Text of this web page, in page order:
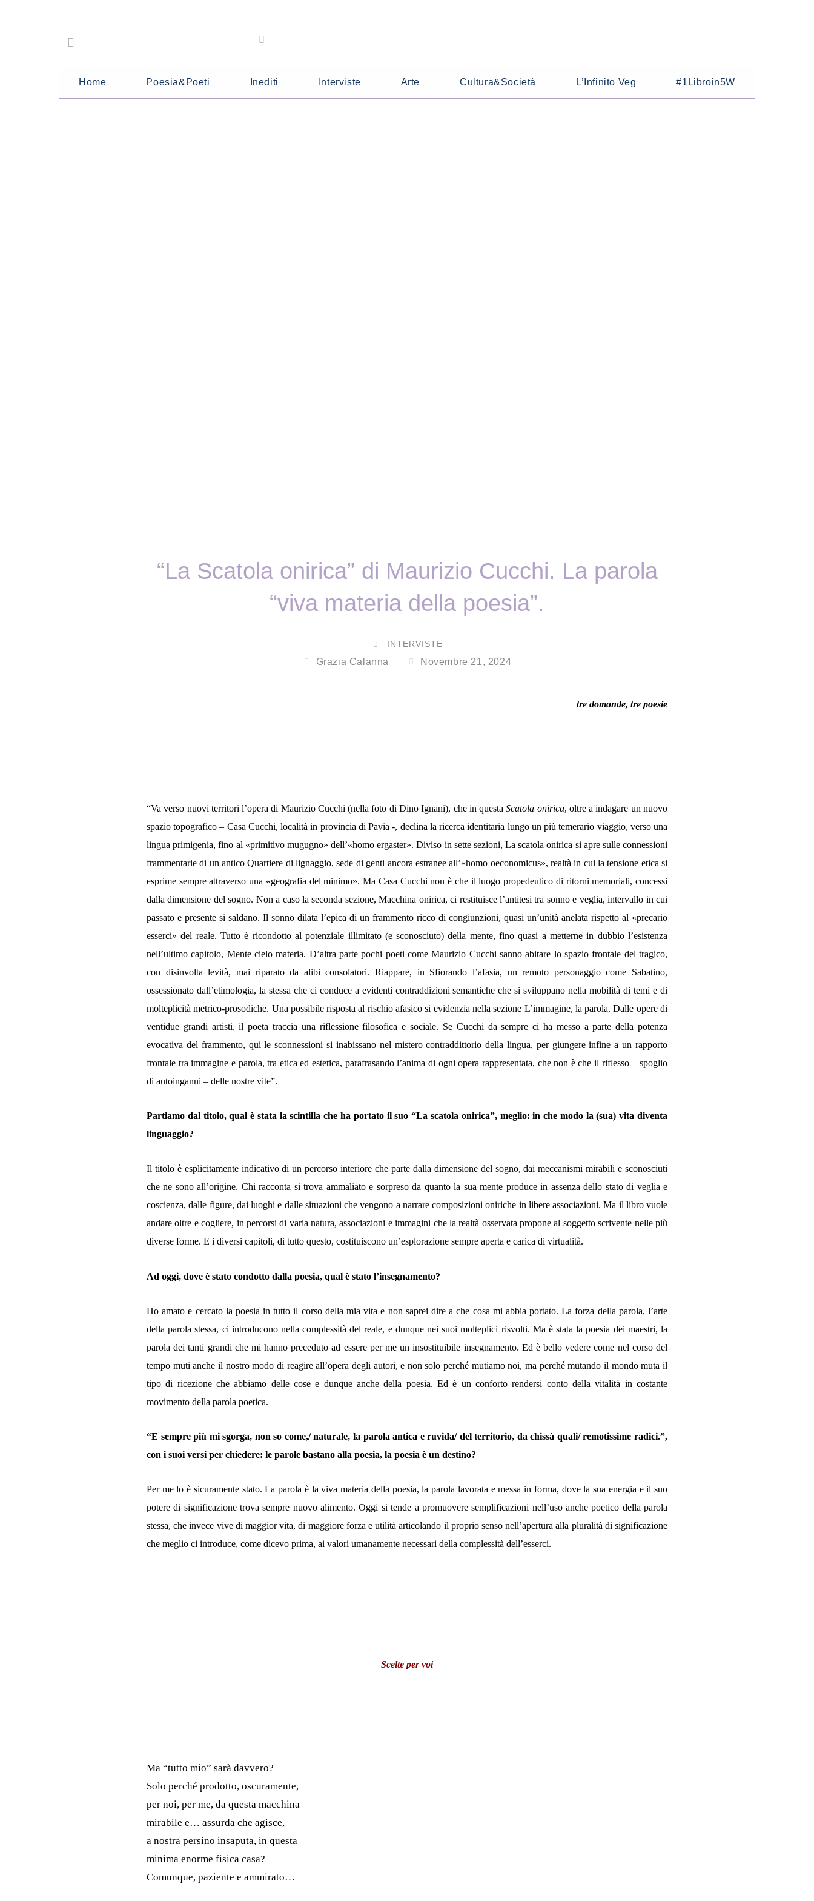
Home Poesia&Poeti Inediti Interviste Arte Cultura&Società L’Infinito Veg #1Libroin5W
“La Scatola onirica” di Maurizio Cucchi. La parola
“viva materia della poesia”.
INTERVISTE
Grazia Calanna Novembre 21, 2024
tre domande, tre poesie
“Va verso nuovi territori l’opera di Maurizio Cucchi (nella foto di Dino Ignani), che in questaScatola onirica, oltre a indagare un nuovo
spazio topografico – Casa Cucchi, località in provincia di Pavia -, declina la ricerca identitaria lungo un più temerario viaggio, verso una
lingua primigenia, fino al «primitivo mugugno» dell’«homo ergaster». Diviso in sette sezioni, La scatola onirica si apre sulle connessioni
frammentarie di un antico Quartiere di lignaggio, sede di genti ancora estranee all’«homo oeconomicus», realtà in cui la tensione etica si
esprime sempre attraverso una «geografia del minimo». Ma Casa Cucchi non è che il luogo propedeutico di ritorni memoriali, concessi
dalla dimensione del sogno. Non a caso la seconda sezione, Macchina onirica, ci restituisce l’antitesi tra sonno e veglia, intervallo in cui
passato e presente si saldano. Il sonno dilata l’epica di un frammento ricco di congiunzioni, quasi un’unità anelata rispetto al «precario
esserci» del reale. Tutto è ricondotto al potenziale illimitato (e sconosciuto) della mente, fino quasi a metterne in dubbio l’esistenza
nell’ultimo capitolo, Mente cielo materia. D’altra parte pochi poeti come Maurizio Cucchi sanno abitare lo spazio frontale del tragico,
con disinvolta levità, mai riparato da alibi consolatori. Riappare, in Sfiorando l’afasia, un remoto personaggio come Sabatino,
ossessionato dall’etimologia, la stessa che ci conduce a evidenti contraddizioni semantiche che si sviluppano nella mobilità di temi e di
molteplicità metrico-prosodiche. Una possibile risposta al rischio afasico si evidenzia nella sezione L’immagine, la parola. Dalle opere di
ventidue grandi artisti, il poeta traccia una riflessione filosofica e sociale. Se Cucchi da sempre ci ha messo a parte della potenza
evocativa del frammento, qui le sconnessioni si inabissano nel mistero contraddittorio della lingua, per giungere infine a un rapporto
frontale tra immagine e parola, tra etica ed estetica, parafrasando l’anima di ogni opera rappresentata, che non è che il riflesso – spoglio
di autoinganni – delle nostre vite”.
Partiamo dal titolo, qual è stata la scintilla che ha portato il suo“La scatola onirica”, meglio: in che modo la (sua) vita diventa
linguaggio?
Il titolo è esplicitamente indicativo di un percorso interiore che parte dalla dimensione del sogno, dai meccanismi mirabili e sconosciuti
che ne sono all’origine. Chi racconta si trova ammaliato e sorpreso da quanto la sua mente produce in assenza dello stato di veglia e
coscienza, dalle figure, dai luoghi e dalle situazioni che vengono a narrare composizioni oniriche in libere associazioni. Ma il libro vuole
andare oltre e cogliere, in percorsi di varia natura, associazioni e immagini che la realtà osservata propone al soggetto scrivente nelle più
diverse forme. E i diversi capitoli, di tutto questo, costituiscono un’esplorazione sempre aperta e carica di virtualità.
Ad oggi, dove è stato condotto dalla poesia, qual è stato l’insegnamento?
Ho amato e cercato la poesia in tutto il corso della mia vita e non saprei dire a che cosa mi abbia portato. La forza della parola, l’arte
della parola stessa, ci introducono nella complessità del reale, e dunque nei suoi molteplici risvolti. Ma è stata la poesia dei maestri, la
parola dei tanti grandi che mi hanno preceduto ad essere per me un insostituibile insegnamento. Ed è bello vedere come nel corso del
tempo muti anche il nostro modo di reagire all’opera degli autori, e non solo perché mutiamo noi, ma perché mutando il mondo muta il
tipo di ricezione che abbiamo delle cose e dunque anche della poesia. Ed è un conforto rendersi conto della vitalità in costante
movimento della parola poetica.
“E sempre più mi sgorga, non so come,/ naturale, la parola antica e ruvida/ del territorio, da chissà quali/ remotissime radici.”,
con i suoi versi per chiedere: le parole bastano alla poesia, la poesia è un destino?
Per me lo è sicuramente stato. La parola è la viva materia della poesia, la parola lavorata e messa in forma, dove la sua energia e il suo
potere di significazione trova sempre nuovo alimento. Oggi si tende a promuovere semplificazioni nell’uso anche poetico della parola
stessa, che invece vive di maggior vita, di maggiore forza e utilità articolando il proprio senso nell’apertura alla pluralità di significazione
che meglio ci introduce, come dicevo prima, ai valori umanamente necessari della complessità dell’esserci.
Scelte per voi
Ma “tutto mio” sarà davvero?
Solo perché prodotto, oscuramente,
per noi, per me, da questa macchina
mirabile e… assurda che agisce,
a nostra persino insaputa, in questa
minima enorme fisica casa?
Comunque, paziente e ammirato…